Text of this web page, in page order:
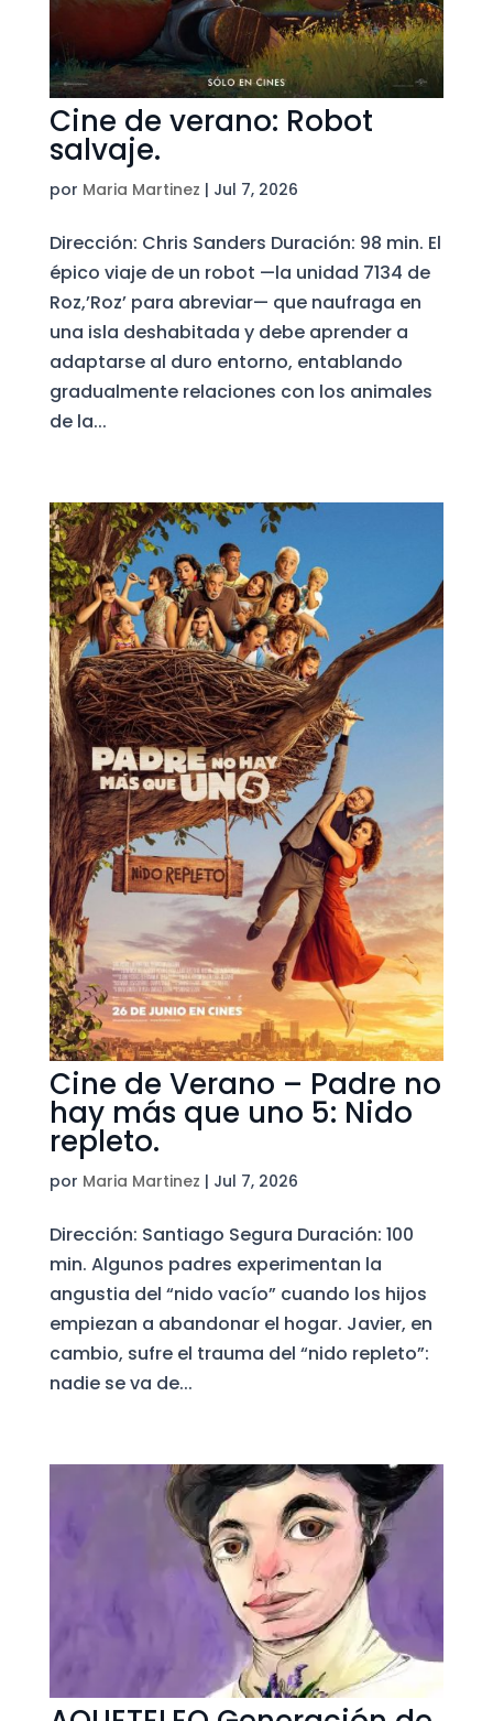
Cine de verano: Robot
salvaje.
por Maria Martinez | Jul 7, 2026
Dirección: Chris Sanders Duración: 98 min. El
épico viaje de un robot —la unidad 7134 de
Roz,’Roz’ para abreviar— que naufraga en
una isla deshabitada y debe aprender a
adaptarse al duro entorno, entablando
gradualmente relaciones con los animales
de la...
Cine de Verano – Padre no
hay más que uno 5: Nido
repleto.
por Maria Martinez | Jul 7, 2026
Dirección: Santiago Segura Duración: 100
min. Algunos padres experimentan la
angustia del “nido vacío” cuando los hijos
empiezan a abandonar el hogar. Javier, en
cambio, sufre el trauma del “nido repleto”:
nadie se va de...